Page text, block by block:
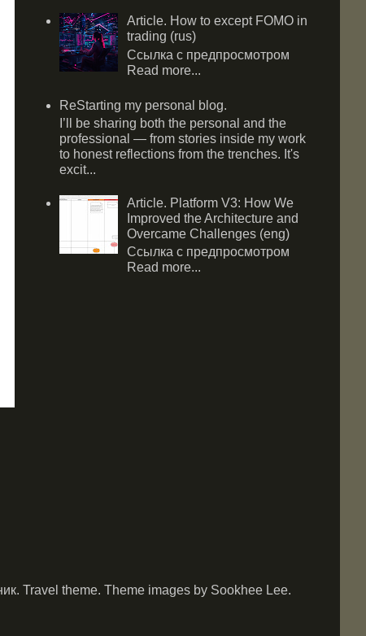
Article. How to except FOMO in
trading (rus)
Ссылка с предпросмотром
Read more...
ReStarting my personal blog.
I’ll be sharing both the personal and the
professional — from stories inside my work
to honest reflections from the trenches. It's
excit...
Article. Platform V3: How We
Improved the Architecture and
Overcame Challenges (eng)
Ссылка с предпросмотром
Read more...
Travel theme. Theme images by Sookhee Lee.